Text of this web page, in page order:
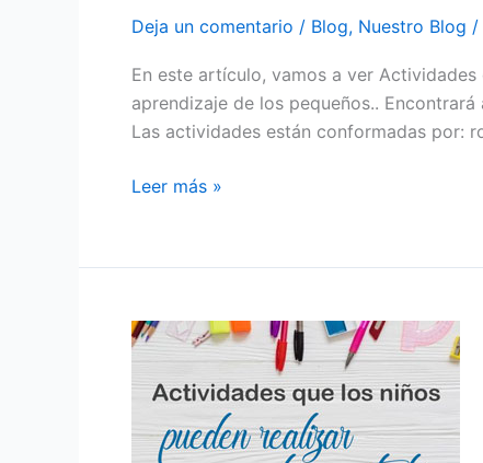
Deja un comentario / Blog, Nuestro Blog /
En este artículo, vamos a ver
aprendizaje de los pequeños..
Las actividades están conformadas por:
Leer más »
Actividades
que
los
pueden